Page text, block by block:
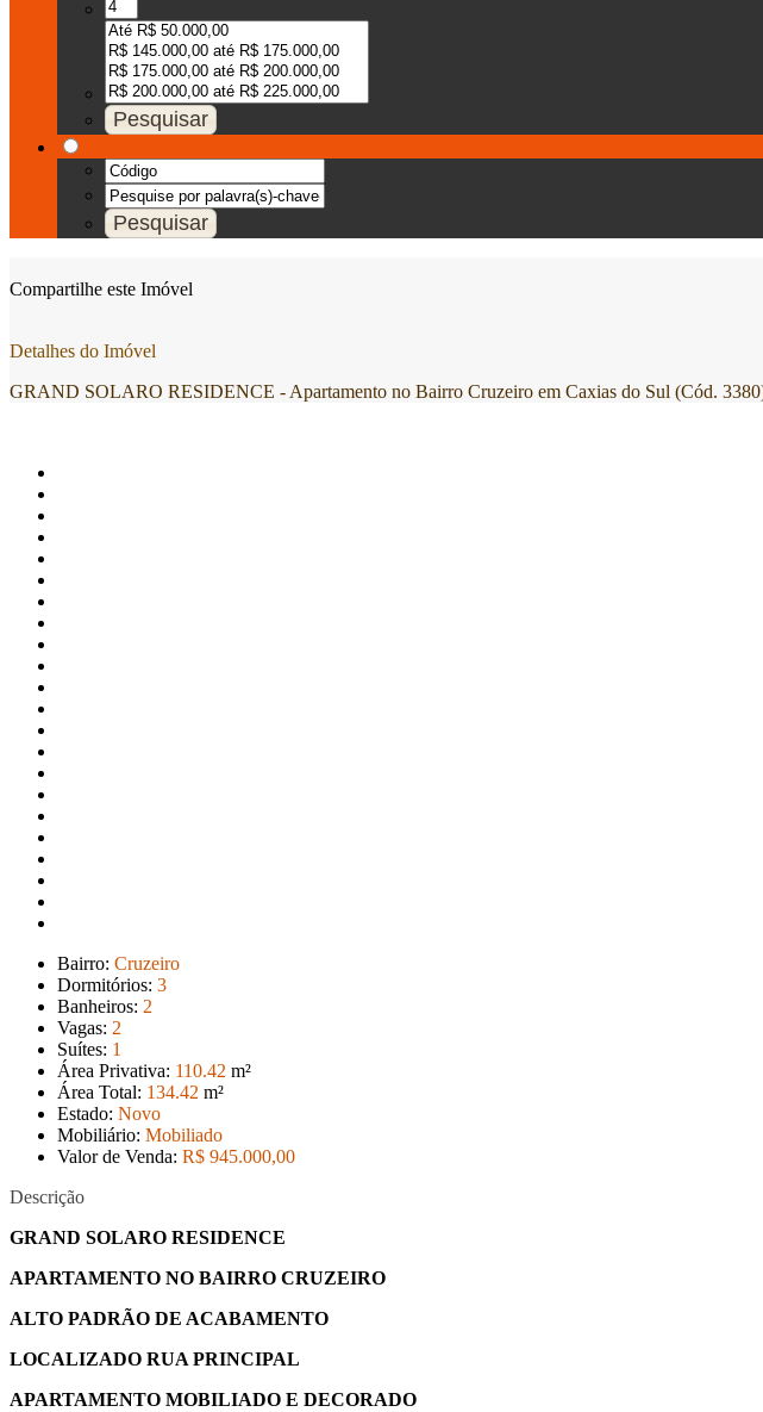
Compartilhe este Imóvel
Detalhes do Imóvel
GRAND SOLARO RESIDENCE - Apartamento no Bairro Cruzeiro em Caxias do Sul (Cód.
Bairro: Cruzeiro
Dormitórios: 3
Banheiros: 2
Vagas: 2
Suítes: 1
Área Privativa: 110.42 m²
Área Total: 134.42 m²
Estado: Novo
Mobiliário: Mobiliado
Valor de Venda: R$ 945.000,00
Descrição
GRAND SOLARO RESIDENCE
APARTAMENTO NO BAIRRO CRUZEIRO
ALTO PADRÃO DE ACABAMENTO
LOCALIZADO RUA PRINCIPAL
APARTAMENTO MOBILIADO E DECORADO